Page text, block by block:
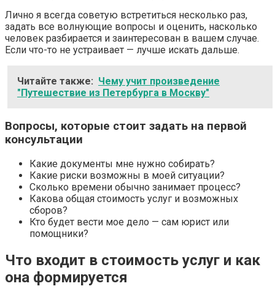
Лично я всегда советую встретиться несколько раз,
задать все волнующие вопросы и оценить, насколько
человек разбирается и заинтересован в вашем случае.
Если что-то не устраивает — лучше искать дальше.
Читайте также: Чему учит произведение
"Путешествие из Петербурга в Москву"
Вопросы, которые стоит задать на первой
консультации
Какие документы мне нужно собирать?
Какие риски возможны в моей ситуации?
Сколько времени обычно занимает процесс?
Какова общая стоимость услуг и возможных
сборов?
Кто будет вести мое дело — сам юрист или
помощники?
Что входит в стоимость услуг и как
она формируется